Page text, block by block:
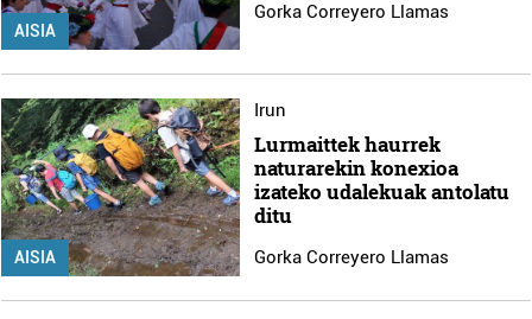
AISIA
Gorka Correyero Llamas
AISIA
Irun
Lurmaittek haurrek
naturarekin konexioa
izateko udalekuak antolatu
ditu
Gorka Correyero Llamas